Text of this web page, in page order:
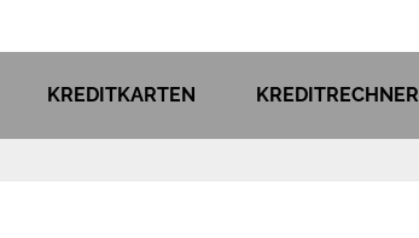
KREDITKARTEN KREDITRECHNER